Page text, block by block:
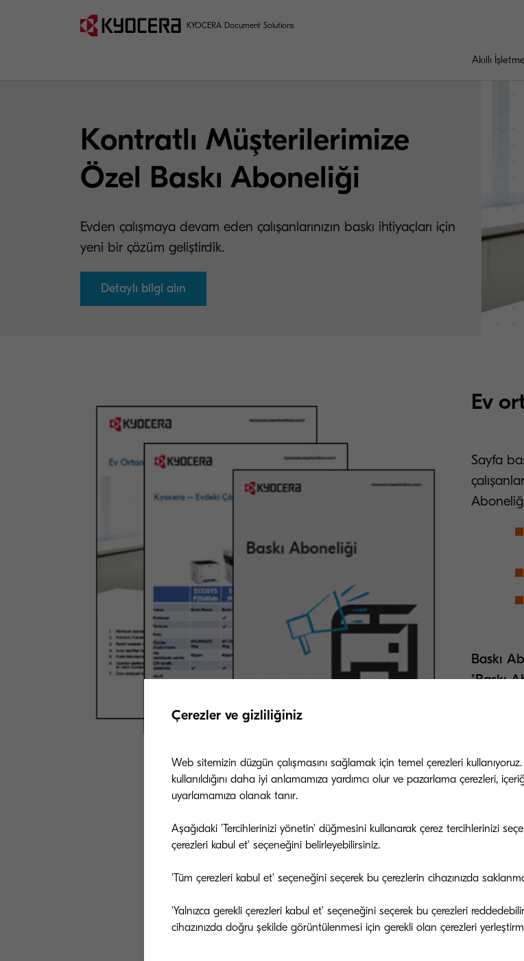
KYOCERA Document Solutions
Akıllı
Kontratlı Müşterilerimize
Özel Baskı Aboneliği
Evden çalışmaya devam eden çalışanlarınızın baskı ihtiyaçları için
yeni bir çözüm geliştirdik.
Detaylı bilgi alın
Ev
Sayfa
Baskı
"Baskı
Aşağıdaki formu doldurarak 'Baskı Aboneliği'
Çerezler ve gizliliğiniz
Web sitemizin düzgün çalışmasını sağlamak için temel çerezleri
kullanıldığını daha iyi anlamamıza yardımcı olur ve pazarlama çerezleri,
uyarlamamıza olanak tanır.
Aşağıdaki 'Tercihlerinizi yönetin' düğmesini kullanarak çerez tercihlerinizi
çerezleri kabul et' seçeneğini belirleyebilirsiniz.
'Tüm çerezleri kabul et' seçeneğini seçerek bu çerezlerin cihazınızda
'Yalnızca gerekli çerezleri kabul et' seçeneğini seçerek bu çerezleri